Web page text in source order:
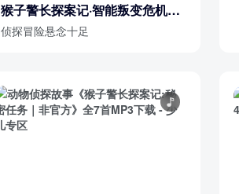
猴子警长探案记·智能叛变危机篇
｜非官方
侦探冒险悬念十足